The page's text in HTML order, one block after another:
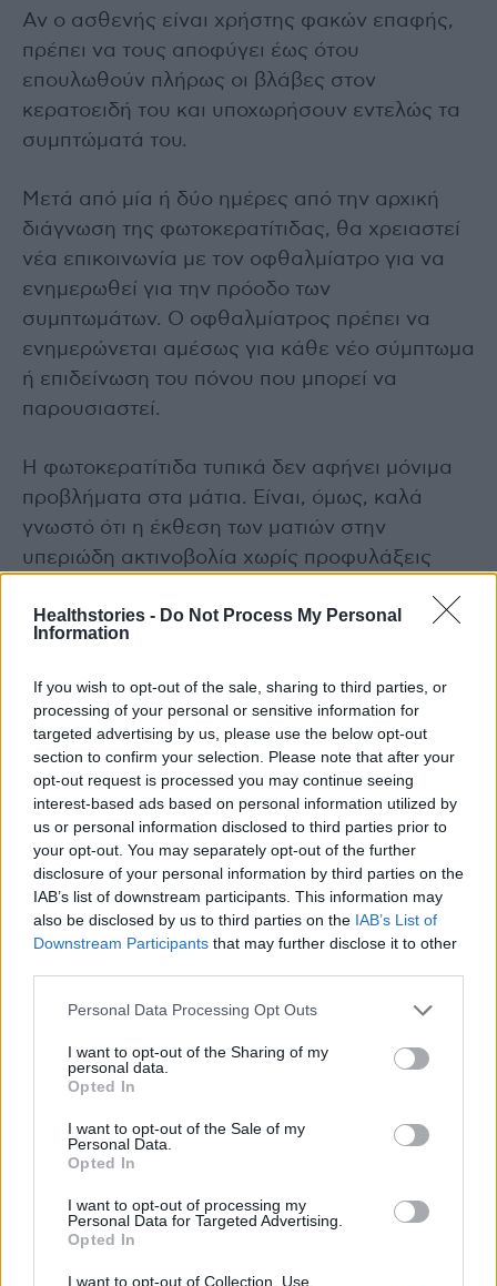
Healthstories - Do Not Process My Personal
Information
If you wish to opt-out of the sale, sharing to third parties, or
processing of your personal or sensitive information for
targeted advertising by us, please use the below opt-out
section to confirm your selection. Please note that after your
opt-out request is processed you may continue seeing
interest-based ads based on personal information utilized by
us or personal information disclosed to third parties prior to
your opt-out. You may separately opt-out of the further
disclosure of your personal information by third parties on the
IAB’s list of downstream participants. This information may
also be disclosed by us to third parties on the IAB’s List of
Downstream Participants that may further disclose it to other
Personal Data Processing Opt Outs
I want to opt-out of the Sharing of my
personal data.
Opted In
I want to opt-out of the Sale of my
Personal Data.
Opted In
I want to opt-out of processing my
Personal Data for Targeted Advertising.
Opted In
I want to opt-out of Collection, Use,
Αν ο ασθενής είναι χρήστης φακών επαφής,
πρέπει να τους αποφύγει έως ότου
επουλωθούν πλήρως οι βλάβες στον
κερατοειδή του και υποχωρήσουν εντελώς τα
συμπτώματά του.
Μετά από μία ή δύο ημέρες από την αρχική
διάγνωση της φωτοκερατίτιδας, θα χρειαστεί
νέα επικοινωνία με τον οφθαλμίατρο για να
ενημερωθεί για την πρόοδο των
συμπτωμάτων. Ο οφθαλμίατρος πρέπει να
ενημερώνεται αμέσως για κάθε νέο σύμπτωμα
ή επιδείνωση του πόνου που μπορεί να
παρουσιαστεί.
Η φωτοκερατίτιδα τυπικά δεν αφήνει μόνιμα
προβλήματα στα μάτια. Είναι, όμως, καλά
γνωστό ότι η έκθεση των ματιών στην
υπεριώδη ακτινοβολία χωρίς προφυλάξεις
παθολογίες που κυμαίνονται από πτερύγιο και
και στον αμφιβληστροειδή χιτώνα των ματιών
(μελάνωμα αμφιβληστροειδή).
Γι’ αυτόν τον λόγο είναι απαραίτητο να
φοράμε πάντοτε προστατευτικά γυαλιά ηλίου,
όταν βρισκόμαστε σε υπαίθριους χώρους,
τονίζει ο κ. Κανελλόπουλος.
Αυτά πρέπει να τα προμηθευόμαστε από
καταστήματα οπτικών, όπου θα
ενημερωνόμαστε και για την προστασία που
παρέχουν (πρέπει να είναι 100% εναντίον της
Πρέπει, επίσης, να είναι μεγάλα, ώστε να
καλύπτουν και περιμετρικά τα μάτια,
προστατεύοντάς τα και από την
Βεβαιωθείτε ότι και τα παιδιά σας θα φορούν
συνεχώς καπέλο και γυαλιά ηλίου στους